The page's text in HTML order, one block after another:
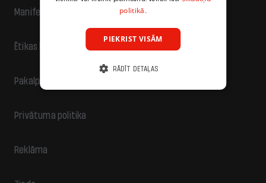
Manifests
Ētikas kodekss
Pakalpojumu sniegšanas noteikumi
Privātuma politika
Reklāma
politikā.
PIEKRIST VISĀM
RĀDĪT DETAĻAS